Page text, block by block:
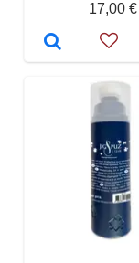
17,00 €